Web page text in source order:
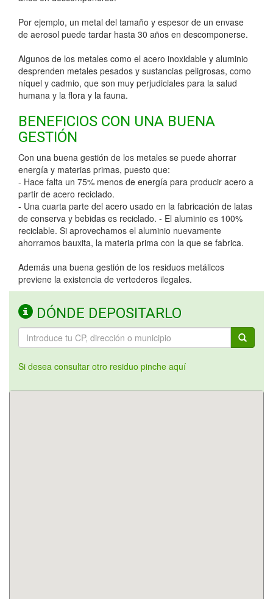
Por ejemplo, un metal del tamaño y espesor de un envase
de aerosol puede tardar hasta 30 años en descomponerse.
Algunos de los metales como el acero inoxidable y aluminio
desprenden metales pesados y sustancias peligrosas, como
níquel y cadmio, que son muy perjudiciales para la salud
humana y la flora y la fauna.
BENEFICIOS CON UNA BUENA
GESTIÓN
Con una buena gestión de los metales se puede ahorrar
energía y materias primas, puesto que:
- Hace falta un 75% menos de energía para producir acero a
partir de acero reciclado.
- Una cuarta parte del acero usado en la fabricación de latas
de conserva y bebidas es reciclado. - El aluminio es 100%
reciclable. Si aprovechamos el aluminio nuevamente
ahorramos bauxita, la materia prima con la que se fabrica.
Además una buena gestión de los residuos metálicos
previene la existencia de vertederos ilegales.
DÓNDE DEPOSITARLO
Si desea consultar otro residuo pinche aquí